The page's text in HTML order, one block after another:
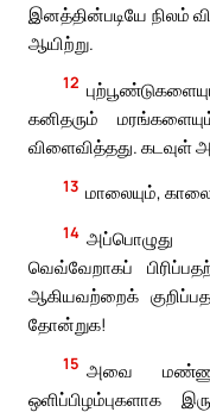
இனத்தின்படியே நிலம்
ஆயிற்று.
12
கனிதரும்
விளைவித்தது. கடவுள்
13 மாலையும்,
14 அப்பொழுது
வெவ்வேறாகப்
ஆகியவற்றைக்
தோன்றுக!
15 அவை
ஒளிப்பிழம்புகளாக